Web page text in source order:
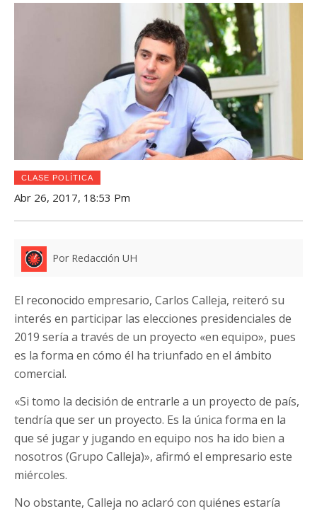
CLASE POLÍTICA
Abr 26, 2017, 18:53 Pm
Por Redacción UH
El reconocido empresario, Carlos Calleja, reiteró su
interés en participar las elecciones presidenciales de
2019 sería a través de un proyecto «en equipo», pues
es la forma en cómo él ha triunfado en el ámbito
comercial.
«Si tomo la decisión de entrarle a un proyecto de país,
tendría que ser un proyecto. Es la única forma en la
que sé jugar y jugando en equipo nos ha ido bien a
nosotros (Grupo Calleja)», afirmó el empresario este
miércoles.
No obstante, Calleja no aclaró con quiénes estaría